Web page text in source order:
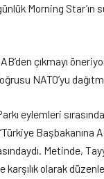
Morning Star’ın
çıkmayı
NATO’yu
eylemleri
Başbakanına
Metinde,
karşılık olarak